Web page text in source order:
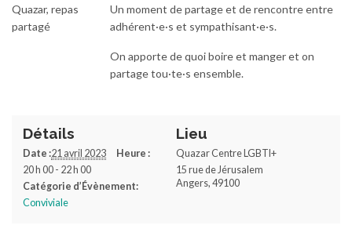
Un moment de partage et de rencontre entre
adhérent·e·s et sympathisant·e·s.
On apporte de quoi boire et manger et on
partage tou·te·s ensemble.
Détails
Date :21 avril 2023
Heure :
20 h 00 - 22 h 00
Catégorie d’Évènement:
Conviviale
Lieu
Quazar Centre LGBTI+
15 rue de Jérusalem
Angers, 49100